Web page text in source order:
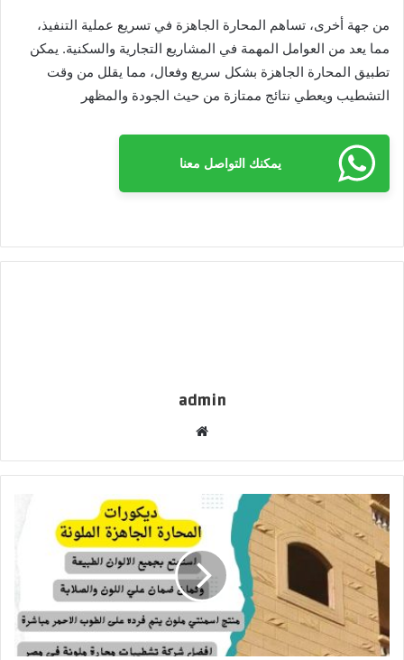
من جهة أخرى، تساهم المحارة الجاهزة في تسريع عملية التنفيذ،
مما يعد من العوامل المهمة في المشاريع التجارية والسكنية. يمكن
تطبيق المحارة الجاهزة بشكل سريع وفعال، مما يقلل من وقت
التشطيب ويعطي نتائج ممتازة من حيث الجودة والمظهر
يمكنك التواصل معنا
admin
ق
ا
ل
و
ي
ب